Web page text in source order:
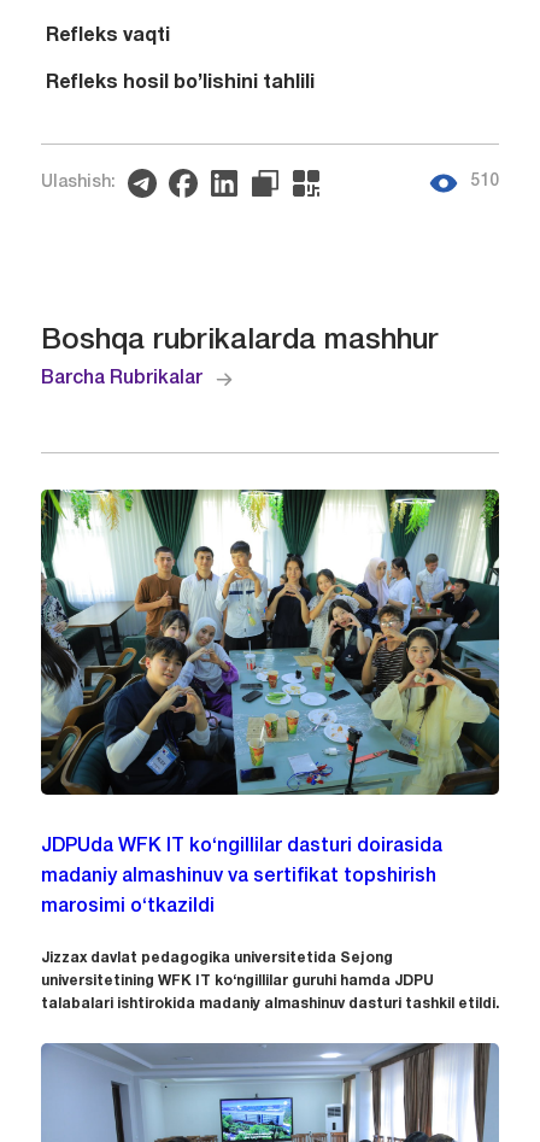
Refleks vaqti
Refleks hosil bo’lishini tahlili
Ulashish: 510
Boshqa rubrikalarda mashhur
Barcha Rubrikalar
JDPUda WFK IT ko‘ngillilar dasturi doirasida
madaniy almashinuv va sertifikat topshirish
marosimi o‘tkazildi
Jizzax davlat pedagogika universitetida Sejong
universitetining WFK IT ko‘ngillilar guruhi hamda JDPU
talabalari ishtirokida madaniy almashinuv dasturi tashkil etildi.